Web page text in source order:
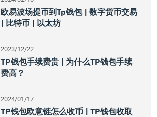
欧易波场提币到tp钱包 | 数字货币交易
| 比特币 | 以太坊
2023/12/22
TP钱包手续费贵 | 为什么TP钱包手续
费高？
2024/01/17
TP钱包欧意链怎么收币 | TP钱包收取